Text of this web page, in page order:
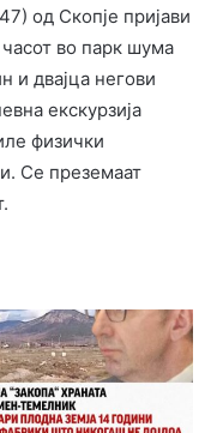
од Скопје пријави
во парк шума
и двајца негови
екскурзија
физички
Се преземаат